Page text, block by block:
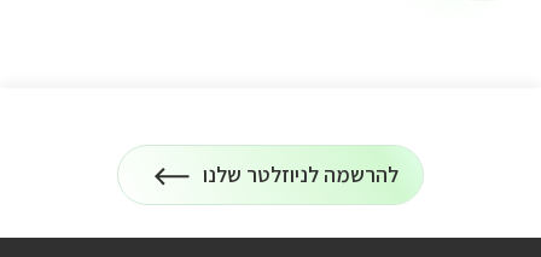
הרשמה
לניוזלטר
להרשמה לניוזלטר שלנו
על
כל